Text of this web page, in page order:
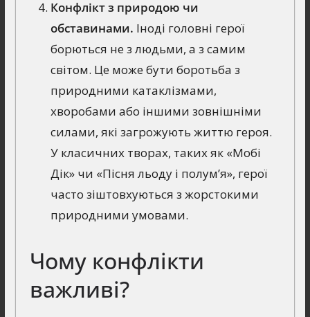
Конфлікт з природою чи
обставинами. Іноді головні герої
борються не з людьми, а з самим
світом. Це може бути боротьба з
природними катаклізмами,
хворобами або іншими зовнішніми
силами, які загрожують життю героя.
У класичних творах, таких як «Мобі
Дік» чи «Пісня льоду і полум’я», герої
часто зіштовхуються з жорстокими
природними умовами.
Чому конфлікти
важливі?